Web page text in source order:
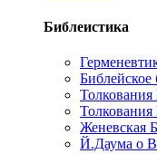
Библеистика
Библейское
Женевская
Й.Даума о